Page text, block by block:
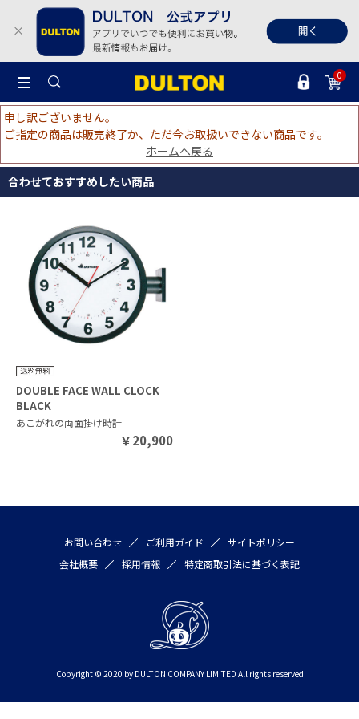
0
申し訳ございません。
ご指定の商品は販売終了か、ただ今お取扱いできない商品です。
ホームへ戻る
合わせておすすめしたい商品
DOUBLE FACE WALL CLOCK
BLACK
あこがれの両面掛け時計
￥20,900
お問い合わせ ご利用ガイド
サイトポリシー
会社概要
採用情報 特定商取引法に基づく表記
Copyright © 2020 by DULTON COMPANY LIMITED All rights reserved